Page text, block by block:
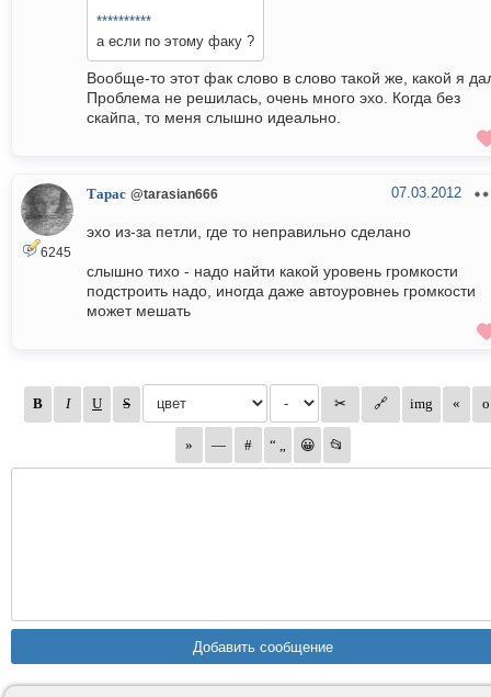
**********
а если по этому факу ?
Вообще-то этот фак слово в слово такой же, какой я
Проблема не решилась, очень много эхо. Когда без
скайпа, то меня слышно идеально.
6245
Тарас @tarasian666 07.03.2012
эхо из-за петли, где то неправильно сделано
слышно тихо - надо найти какой уровень громкости
подстроить надо, иногда даже автоуровнеь громкости
может мешать